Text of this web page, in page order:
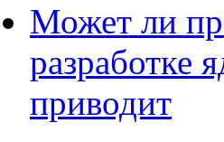
Может ли
разработке
приводит